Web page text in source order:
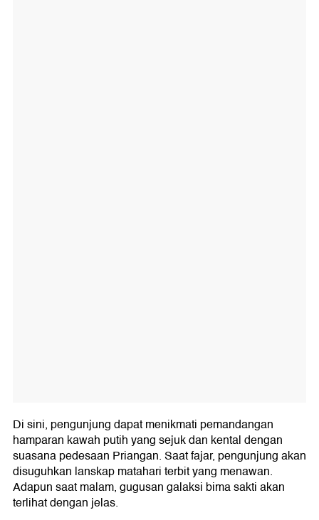
Di sini, pengunjung dapat menikmati pemandangan
hamparan kawah putih yang sejuk dan kental dengan
suasana pedesaan Priangan. Saat fajar, pengunjung akan
disuguhkan lanskap matahari terbit yang menawan.
Adapun saat malam, gugusan galaksi bima sakti akan
terlihat dengan jelas.